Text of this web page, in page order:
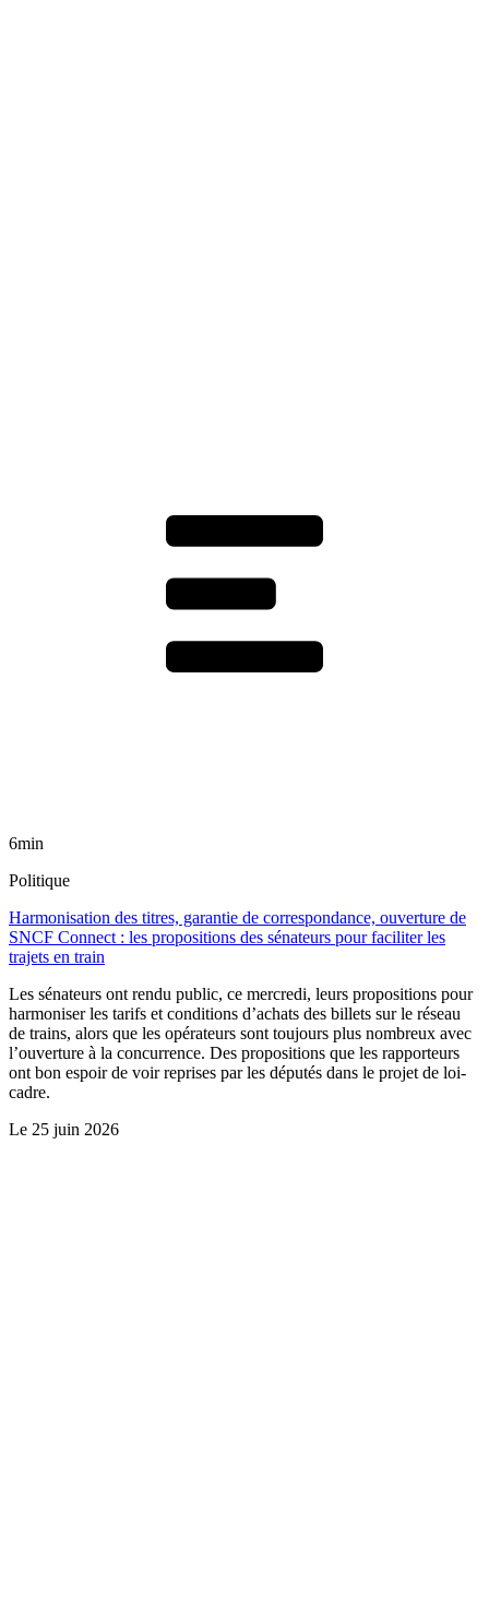
6min
Politique
Harmonisation des titres, garantie de correspondance, ouverture de
SNCF Connect : les propositions des sénateurs pour faciliter les
trajets en train
Les sénateurs ont rendu public, ce mercredi, leurs propositions pour
harmoniser les tarifs et conditions d’achats des billets sur le réseau
de trains, alors que les opérateurs sont toujours plus nombreux avec
l’ouverture à la concurrence. Des propositions que les rapporteurs
ont bon espoir de voir reprises par les députés dans le projet de loi-
cadre.
Le 25 juin 2026